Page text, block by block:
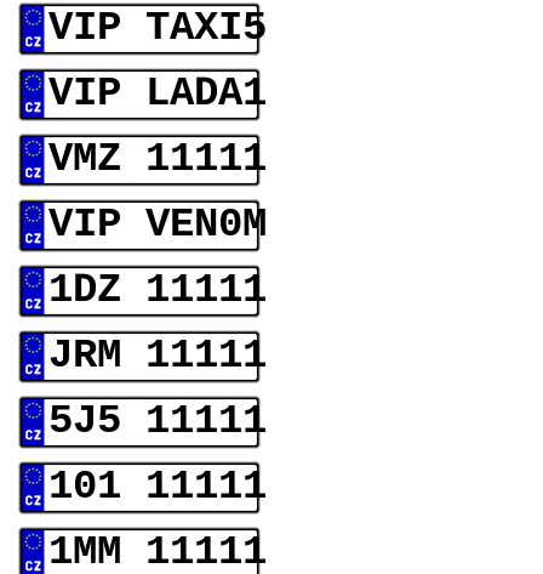
VIP TAXI5
VIP LADA1
VMZ 11111
VIP VEN0M
1DZ 11111
JRM 11111
5J5 11111
101 11111
1MM 11111